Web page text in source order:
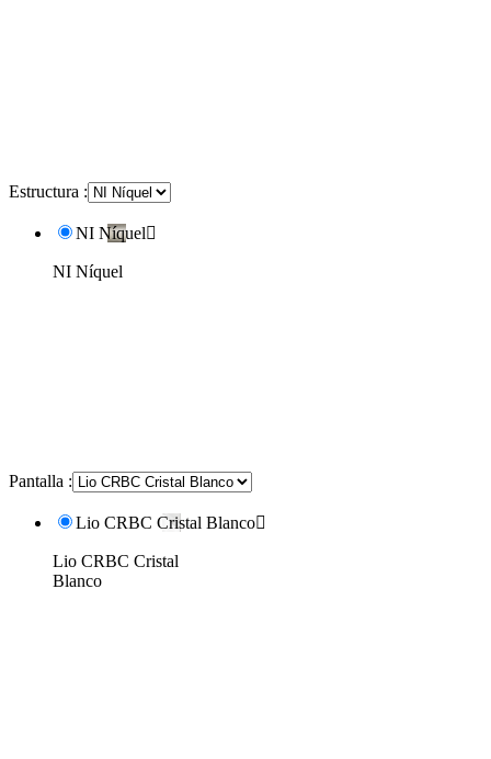
Estructura :
NI Níquel
NI Níquel
Pantalla :
Lio CRBC Cristal Blanco
Lio CRBC Cristal
Blanco